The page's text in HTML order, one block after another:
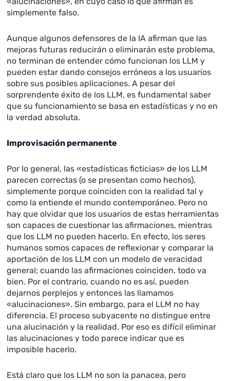
simplemente falso.
Aunque algunos defensores de la IA afirman que las
mejoras futuras reducirán o eliminarán este problema,
no terminan de entender cómo funcionan los LLM y
pueden estar dando consejos erróneos a los usuarios
sobre sus posibles aplicaciones. A pesar del
sorprendente éxito de los LLM, es fundamental saber
que su funcionamiento se basa en estadísticas y no en
la verdad absoluta.
Improvisación permanente
Por lo general, las «estadísticas ficticias» de los LLM
parecen correctas (o se presentan como hechos),
simplemente porque coinciden con la realidad tal y
como la entiende el mundo contemporáneo. Pero no
hay que olvidar que los usuarios de estas herramientas
son capaces de cuestionar las afirmaciones, mientras
que los LLM no pueden hacerlo. En efecto, los seres
humanos somos capaces de reflexionar y comparar la
aportación de los LLM con un modelo de veracidad
general; cuando las afirmaciones coinciden, todo va
bien. Por el contrario, cuando no es así, pueden
dejarnos perplejos y entonces las llamamos
«alucinaciones». Sin embargo, para el LLM no hay
diferencia. El proceso subyacente no distingue entre
una alucinación y la realidad. Por eso es difícil eliminar
las alucinaciones y todo parece indicar que es
imposible hacerlo.
Está claro que los LLM no son la panacea, pero